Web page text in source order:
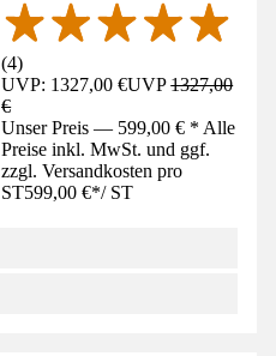
(4)
UVP: 1327,00 €UVP1327,00
€
Unser Preis — 599,00 € * Alle
Preise inkl. MwSt. und ggf.
zzgl. Versandkosten pro
ST599,00 €*/ ST